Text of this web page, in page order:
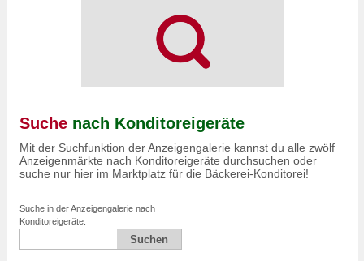
Suche nach Konditoreigeräte
Mit der Suchfunktion der Anzeigengalerie kannst du alle zwölf
Anzeigenmärkte nach Konditoreigeräte durchsuchen oder
suche nur hier im Marktplatz für die Bäckerei-Konditorei!
Suche in der Anzeigengalerie nach
Konditoreigeräte: